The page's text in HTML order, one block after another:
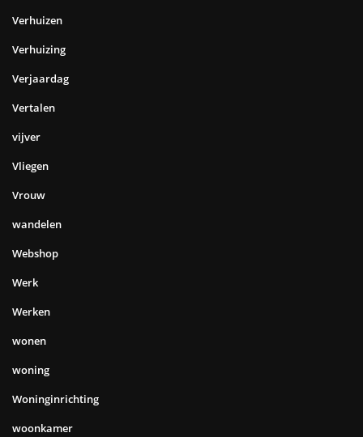
Verhuizen
Verhuizing
Verjaardag
Vertalen
vijver
Vliegen
Vrouw
wandelen
Webshop
Werk
Werken
wonen
woning
Woninginrichting
woonkamer